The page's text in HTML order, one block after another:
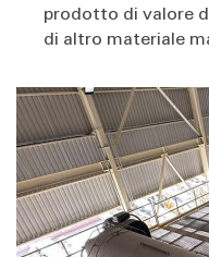
prodotto di valore
di altro materiale